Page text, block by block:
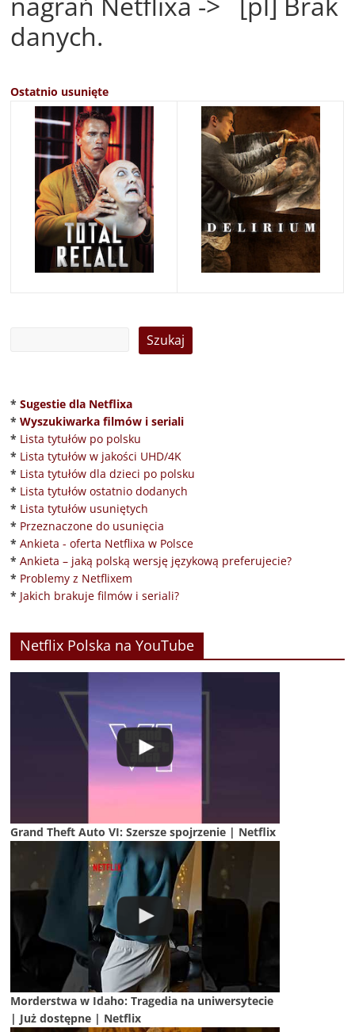
danych.
Ostatnio usunięte
* Sugestie dla Netflixa
* Wyszukiwarka filmów i seriali
* Lista tytułów po polsku
* Lista tytułów w jakości UHD/4K
* Lista tytułów dla dzieci po polsku
* Lista tytułów ostatnio dodanych
* Lista tytułów usuniętych
* Przeznaczone do usunięcia
* Ankieta - oferta Netflixa w Polsce
* Ankieta – jaką polską wersję językową preferujecie?
* Problemy z Netflixem
* Jakich brakuje filmów i seriali?
Netflix Polska na YouTube
Grand Theft Auto VI: Szersze spojrzenie | Netflix
Morderstwa w Idaho: Tragedia na uniwersytecie
| Już dostępne | Netflix